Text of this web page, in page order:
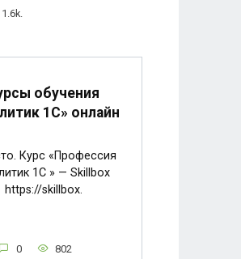
1.6k.
обучения
1С» онлайн
Курс «Профессия
1C » — Skillbox
https://skillbox.
0 802